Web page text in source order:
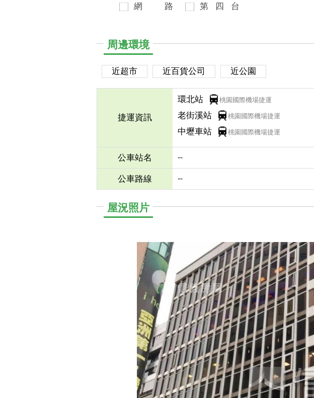
網
路
第
四 台
周邊環境
近超市 近百貨公司 近公園
捷運資訊
環北站 桃園國際機場捷運
老街溪站 桃園國際機場捷運
中壢車站 桃園國際機場捷運
公車站名 --
公車路線 --
屋況照片